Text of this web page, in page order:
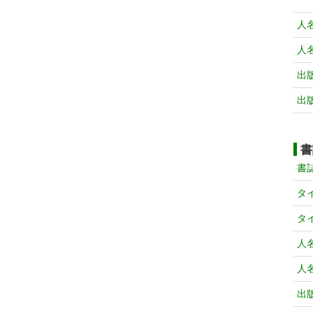
人
人
出
出
書
タ
タ
人
人
出